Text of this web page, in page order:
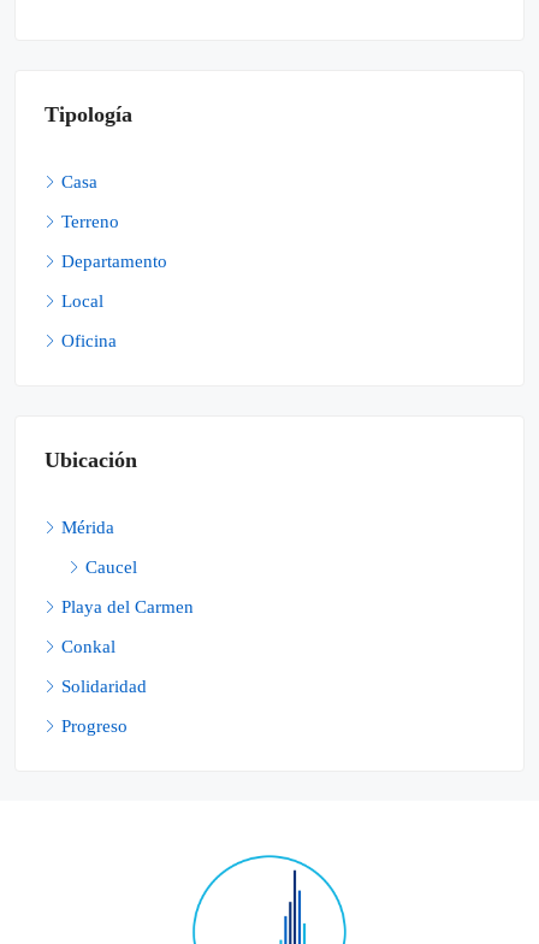
Tipología
Casa
Terreno
Departamento
Local
Oficina
Ubicación
Mérida
Caucel
Playa del Carmen
Conkal
Solidaridad
Progreso